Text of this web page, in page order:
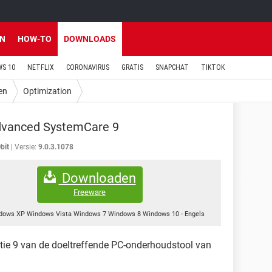
HOW-TO DOWNLOADS
10 NETFLIX CORONAVIRUS GRATIS SNAPCHAT TIKTOK
Optimization
SystemCare 9
Versie: 9.0.3.1078
Downloaden
Freeware
XP Windows Vista Windows 7 Windows 8 Windows 10 - Engels
9 van de doeltreffende PC-onderhoudstool van